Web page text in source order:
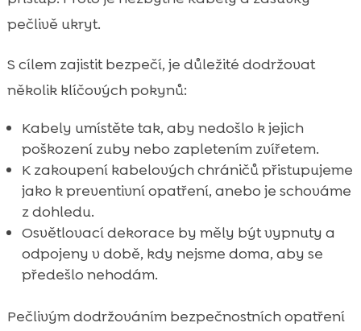
pečlivě ukryt.
S cílem zajistit bezpečí, je důležité dodržovat
několik klíčových pokynů:
Kabely umístěte tak, aby nedošlo k jejich
poškození zuby nebo zapletením zvířetem.
K zakoupení kabelových chráničů přistupujeme
jako k preventivní opatření, anebo je schováme
z dohledu.
Osvětlovací dekorace by měly být vypnuty a
odpojeny v době, kdy nejsme doma, aby se
předešlo nehodám.
Pečlivým dodržováním bezpečnostních opatření